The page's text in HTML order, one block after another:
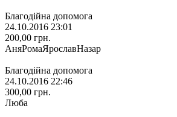
Благодійна допомога
24.10.2016 23:01
200,00 грн.
АняРомаЯрославНазар
Благодійна допомога
24.10.2016 22:46
300,00 грн.
Люба